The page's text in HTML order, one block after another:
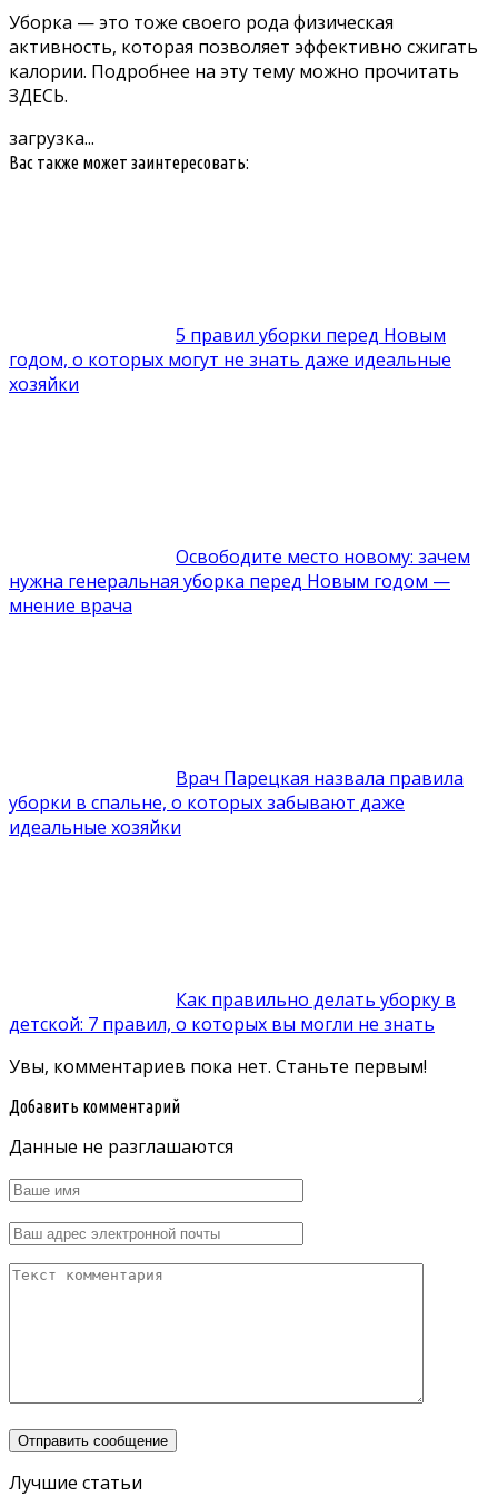
Уборка — это тоже своего рода физическая
активность, которая позволяет эффективно сжигать
калории. Подробнее на эту тему можно прочитать
ЗДЕСЬ.
загрузка...
Вас также может заинтересовать:
5 правил уборки перед Новым
годом, о которых могут не знать даже идеальные
хозяйки
Освободите место новому: зачем
нужна генеральная уборка перед Новым годом —
мнение врача
Врач Парецкая назвала правила
уборки в спальне, о которых забывают даже
идеальные хозяйки
Как правильно делать уборку в
детской: 7 правил, о которых вы могли не знать
Увы, комментариев пока нет. Станьте первым!
Добавить комментарий
Данные не разглашаются
Лучшие статьи